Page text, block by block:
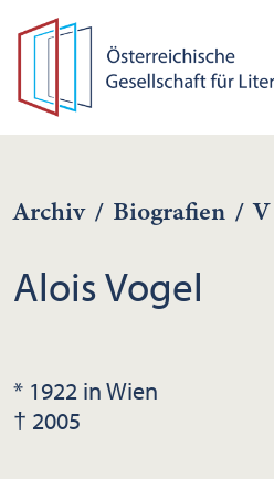
Archiv / Biografien / V
Alois Vogel
* 1922 in Wien
† 2005